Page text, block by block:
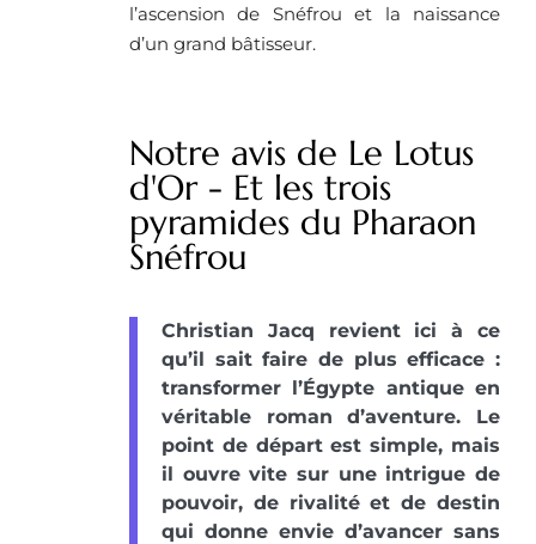
l’ascension de Snéfrou et la naissance
d’un grand bâtisseur.
Notre avis de Le Lotus
d'Or - Et les trois
pyramides du Pharaon
Snéfrou
Christian Jacq revient ici à ce
qu’il sait faire de plus efficace :
transformer l’Égypte antique en
véritable roman d’aventure. Le
point de départ est simple, mais
il ouvre vite sur une intrigue de
pouvoir, de rivalité et de destin
qui donne envie d’avancer sans